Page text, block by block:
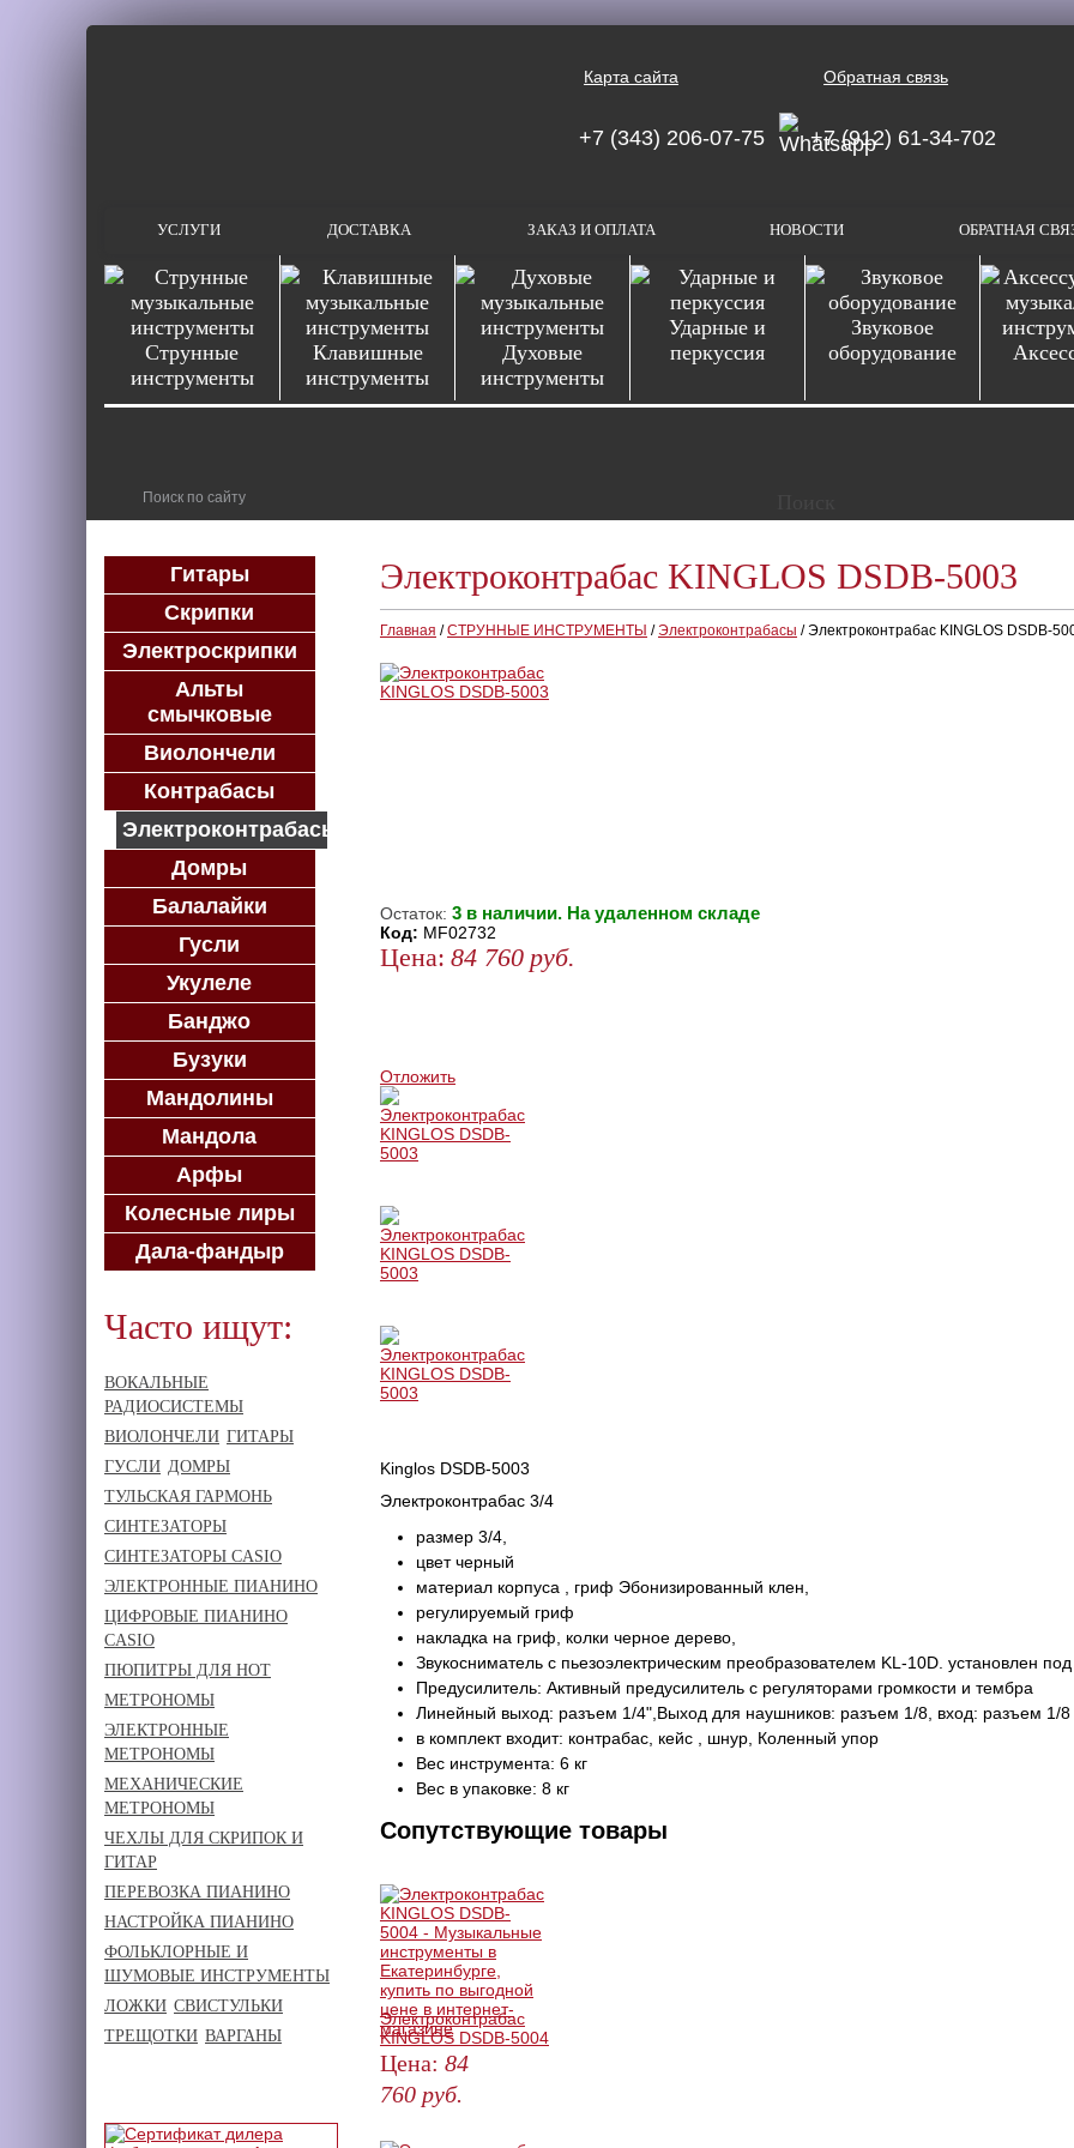
Карта сайта Обратная связь
+7 (343) 206-07-75 +7 (912) 61-34-702
УСЛУГИ ДОСТАВКА ЗАКАЗ И ОПЛАТА НОВОСТИ ОБРАТНАЯ
Струнные
инструменты
Клавишные
инструменты
Духовые
инструменты
Ударные и
перкуссия
Звуковое
оборудование
Электроконтрабас KINGLOS DSDB-5003
Главная /СТРУННЫЕ ИНСТРУМЕНТЫ /Электроконтрабасы /Электроконтрабас KINGLOS DSDB-
Остаток: 3 в наличии. На удаленном складе
Код: MF02732
Цена: 84 760 руб.
Отложить
Kinglos DSDB-5003
Электроконтрабас 3/4
размер 3/4,
цвет черный
материал корпуса , гриф Эбонизированный клен,
регулируемый гриф
накладка на гриф, колки черное дерево,
Звукосниматель с пьезоэлектрическим преобразователем KL-10D. установлен
Предусилитель: Активный предусилитель с регуляторами громкости и тембра
Линейный выход: разъем 1/4",Выход для наушников: разъем 1/8, вход: разъем 1/8
в комплект входит: контрабас, кейс , шнур, Коленный упор
Вес инструмента: 6 кг
Вес в упаковке: 8 кг
Сопутствующие товары
Электроконтрабас
KINGLOS DSDB-5004
Цена: 84
760 руб.
Гитары
Скрипки
Электроскрипки
Альты
смычковые
Виолончели
Контрабасы
Электроконтрабасы
Домры
Балалайки
Гусли
Укулеле
Банджо
Бузуки
Мандолины
Мандола
Арфы
Колесные лиры
Дала-фандыр
Часто ищут:
ВОКАЛЬНЫЕ
РАДИОСИСТЕМЫ
ВИОЛОНЧЕЛИ ГИТАРЫ
ГУСЛИ ДОМРЫ
ТУЛЬСКАЯ ГАРМОНЬ
СИНТЕЗАТОРЫ
СИНТЕЗАТОРЫ CASIO
ЭЛЕКТРОННЫЕ ПИАНИНО
ЦИФРОВЫЕ ПИАНИНО
CASIO
ПЮПИТРЫ ДЛЯ НОТ
МЕТРОНОМЫ
ЭЛЕКТРОННЫЕ
МЕТРОНОМЫ
МЕХАНИЧЕСКИЕ
МЕТРОНОМЫ
ЧЕХЛЫ ДЛЯ СКРИПОК И
ГИТАР
ПЕРЕВОЗКА ПИАНИНО
НАСТРОЙКА ПИАНИНО
ФОЛЬКЛОРНЫЕ И
ШУМОВЫЕ ИНСТРУМЕНТЫ
ЛОЖКИ СВИСТУЛЬКИ
ТРЕЩОТКИ ВАРГАНЫ